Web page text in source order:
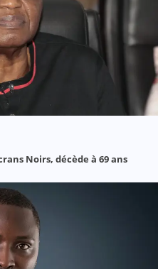
Noirs, décède à 69 ans